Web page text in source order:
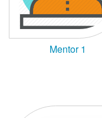
Mentor 1